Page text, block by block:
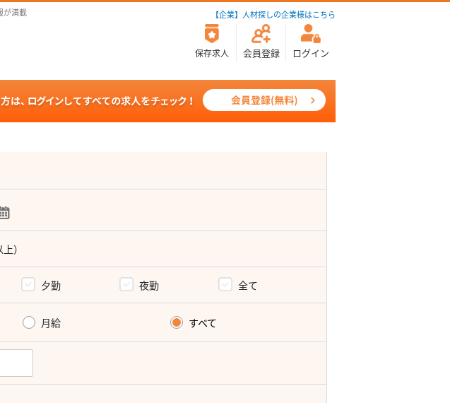
が満載 【企業】人材探しの企業様はこちら
保存求人 会員登録 ログイン
）
夕勤 夜勤 全て
月給 すべて